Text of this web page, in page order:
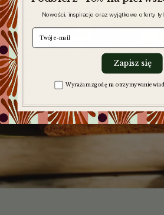
Nowości, inspiracje oraz wyjątkowe oferty
e-mail
Zapisz się
Zgoda na komunikację
Wyrażam zgodę na otrzymywanie